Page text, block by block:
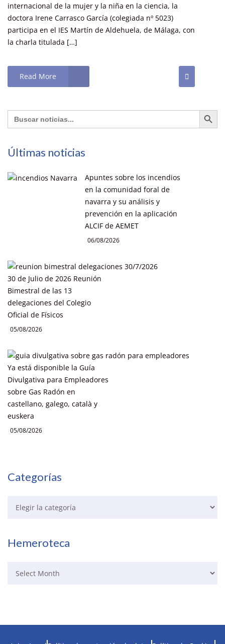
internacional de la mujer y la niña en la ciencia, la
doctora Irene Carrasco García (colegiada nº 5023)
participa en el IES Martín de Aldehuela, de Málaga, con
la charla titulada […]
Read More
Buscar: Botón de
Últimas noticias
Apuntes sobre los incendios
en la comunidad foral de
navarra y su análisis y
prevención en la aplicación
ALCIF de AEMET
06/08/2026
30 de Julio de 2026 Reunión
Bimestral de las 13
delegaciones del Colegio
Oficial de Físicos
05/08/2026
Ya está disponible la Guía
Divulgativa para Empleadores
sobre Gas Radón en
castellano, galego, català y
euskera
05/08/2026
Categorías
Hemeroteca